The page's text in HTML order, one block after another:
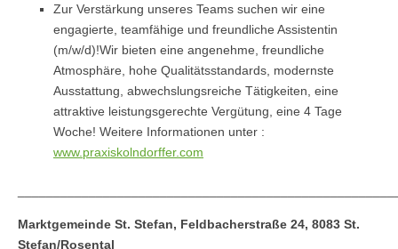
Zur Verstärkung unseres Teams suchen wir eine
engagierte, teamfähige und freundliche Assistentin
(m/w/d)!Wir bieten eine angenehme, freundliche
Atmosphäre, hohe Qualitätsstandards, modernste
Ausstattung, abwechslungsreiche Tätigkeiten, eine
attraktive leistungsgerechte Vergütung, eine 4 Tage
Woche! Weitere Informationen unter :
www.praxiskolndorffer.com
Marktgemeinde St. Stefan, Feldbacherstraße 24, 8083 St.
Stefan/Rosental